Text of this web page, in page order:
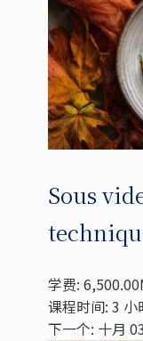
Sous
学费:
课程时间: 3 小
下一个: 十月